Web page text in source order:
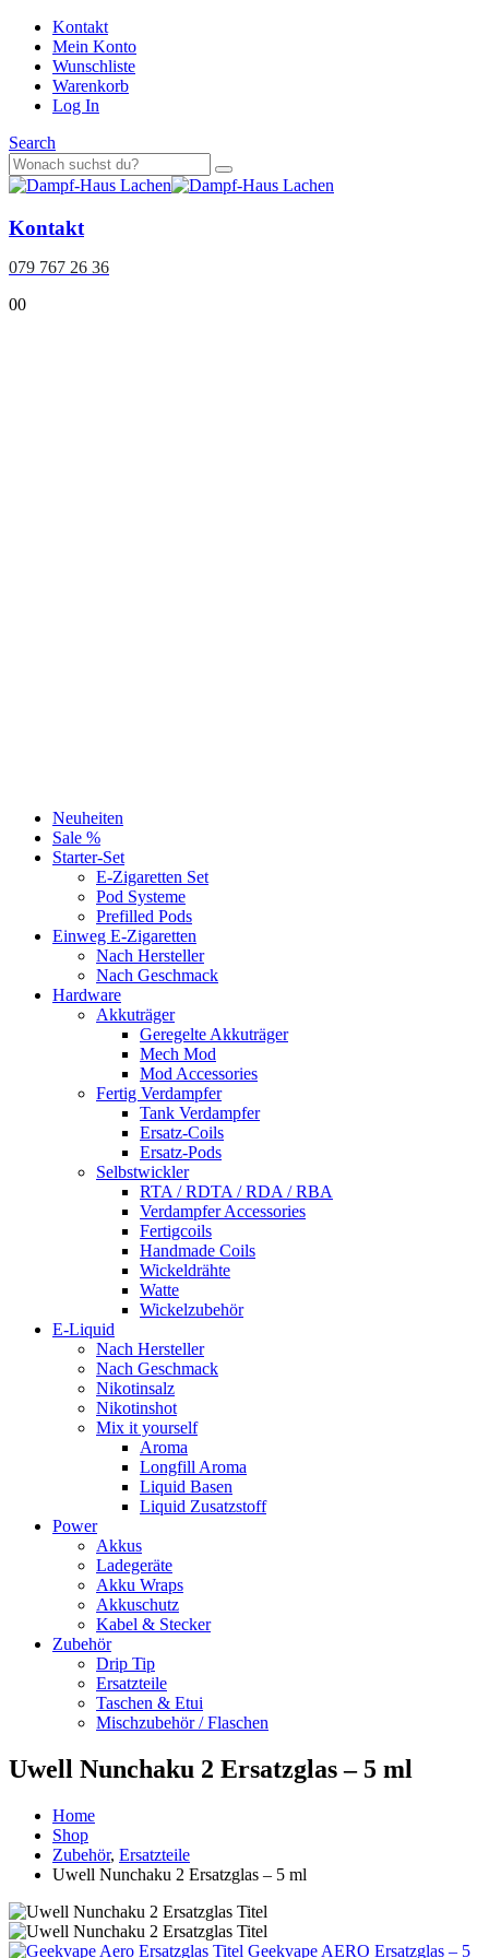
Kontakt
Mein Konto
Wunschliste
Warenkorb
Log In
Search
Kontakt
079 767 26 36
00
Neuheiten
Sale %
Starter-Set
E-Zigaretten Set
Pod Systeme
Prefilled Pods
Einweg E-Zigaretten
Nach Hersteller
Nach Geschmack
Hardware
Akkuträger
Geregelte Akkuträger
Mech Mod
Mod Accessories
Fertig Verdampfer
Tank Verdampfer
Ersatz-Coils
Ersatz-Pods
Selbstwickler
RTA / RDTA / RDA / RBA
Verdampfer Accessories
Fertigcoils
Handmade Coils
Wickeldrähte
Watte
Wickelzubehör
E-Liquid
Nach Hersteller
Nach Geschmack
Nikotinsalz
Nikotinshot
Mix it yourself
Aroma
Longfill Aroma
Liquid Basen
Liquid Zusatzstoff
Power
Akkus
Ladegeräte
Akku Wraps
Akkuschutz
Kabel & Stecker
Zubehör
Drip Tip
Ersatzteile
Taschen & Etui
Mischzubehör / Flaschen
Uwell Nunchaku 2 Ersatzglas – 5 ml
Home
Shop
Zubehör, Ersatzteile
Uwell Nunchaku 2 Ersatzglas – 5 ml
Geekvape AERO Ersatzglas – 5